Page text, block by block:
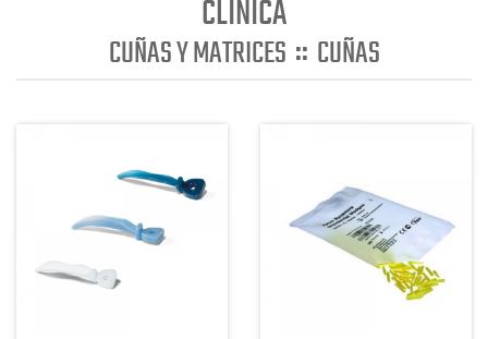
CLINICA
CUÑAS Y MATRICES :: CUÑAS